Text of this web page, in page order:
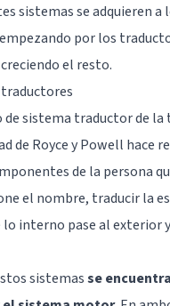
sistemas se adquieren a
por los
el resto.
de sistema traductor de la
de Royce y Powell hace
de la persona
el nombre, traducir la
lo interno pase al exterior
sistemasse